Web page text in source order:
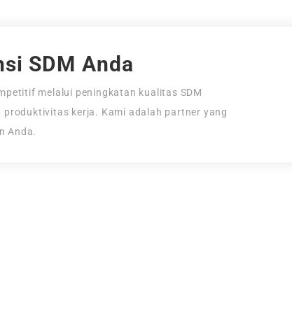
SDM Anda
melalui peningkatan kualitas SDM
kerja. Kami adalah partner yang
Anda.